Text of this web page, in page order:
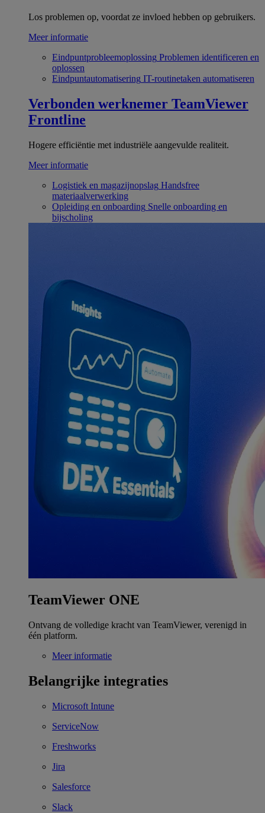
Los problemen op, voordat ze invloed hebben op gebruikers.
Meer informatie
Eindpuntprobleemoplossing Problemen identificeren en
oplossen
Eindpuntautomatisering IT-routinetaken automatiseren
Verbonden werknemer TeamViewer
Frontline
Hogere efficiëntie met industriële aangevulde realiteit.
Meer informatie
Logistiek en magazijnopslag Handsfree
materiaalverwerking
Opleiding en onboarding Snelle onboarding en
bijscholing
TeamViewer ONE
Ontvang de volledige kracht van TeamViewer, verenigd in
één platform.
Meer informatie
Belangrijke integraties
Microsoft Intune
ServiceNow
Freshworks
Jira
Salesforce
Slack